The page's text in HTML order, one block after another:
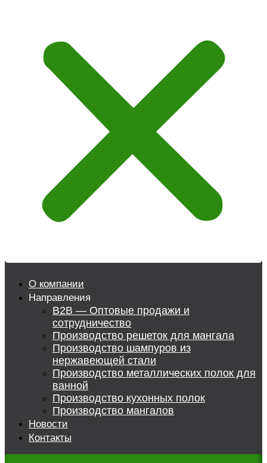
О компании
Направления
B2B — Оптовые продажи и
сотрудничество
Производство решеток для мангала
Производство шампуров из
нержавеющей стали
Производство металлических полок для
ванной
Производство кухонных полок
Производство мангалов
Новости
Контакты